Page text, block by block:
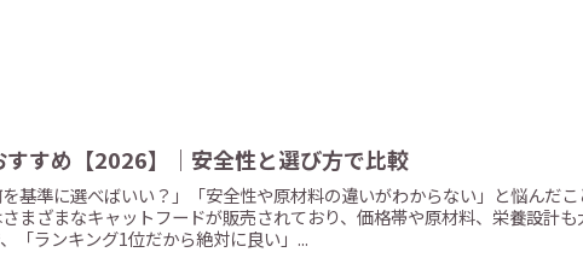
すすめ【2026】｜安全性と選び方で比較
を基準に選べばいい？」「安全性や原材料の違いがわからない」と悩んだ
まざまなキャットフードが販売されており、価格帯や原材料、栄養設計も
「ランキング1位だから絶対に良い」...